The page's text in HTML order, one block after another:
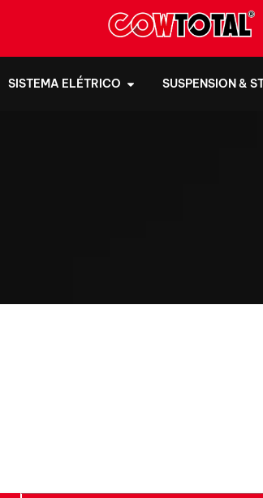
SISTEMA ELÉTRICO SUSPENSION &